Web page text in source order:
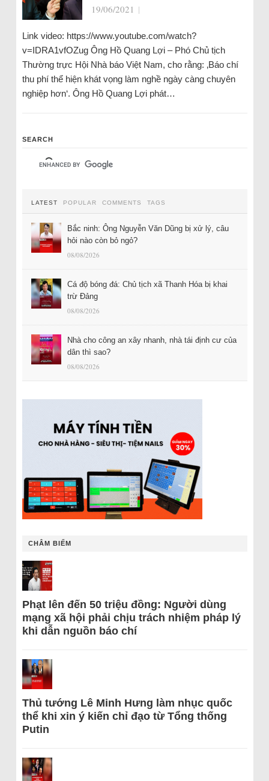
19/06/2021 |
Link video: https://www.youtube.com/watch?
v=IDRA1vfOZug Ông Hồ Quang Lợi – Phó Chủ tịch
Thường trực Hội Nhà báo Việt Nam, cho rằng: ‚Báo chí
thu phí thể hiện khát vọng làm nghề ngày càng chuyên
nghiệp hơn‘. Ông Hồ Quang Lợi phát…
SEARCH
LATEST POPULAR COMMENTS TAGS
Bắc ninh: Ông Nguyễn Văn Dũng bị xử lý, câu
hỏi nào còn bỏ ngỏ?
08/08/2026
Cá độ bóng đá: Chủ tịch xã Thanh Hóa bị khai
trừ Đảng
08/08/2026
Nhà cho công an xây nhanh, nhà tái định cư của
dân thì sao?
08/08/2026
CHÂM BIẾM
Phạt lên đến 50 triệu đồng: Người dùng
mạng xã hội phải chịu trách nhiệm pháp lý
khi dẫn nguồn báo chí
Thủ tướng Lê Minh Hưng làm nhục quốc
thể khi xin ý kiến chỉ đạo từ Tổng thống
Putin